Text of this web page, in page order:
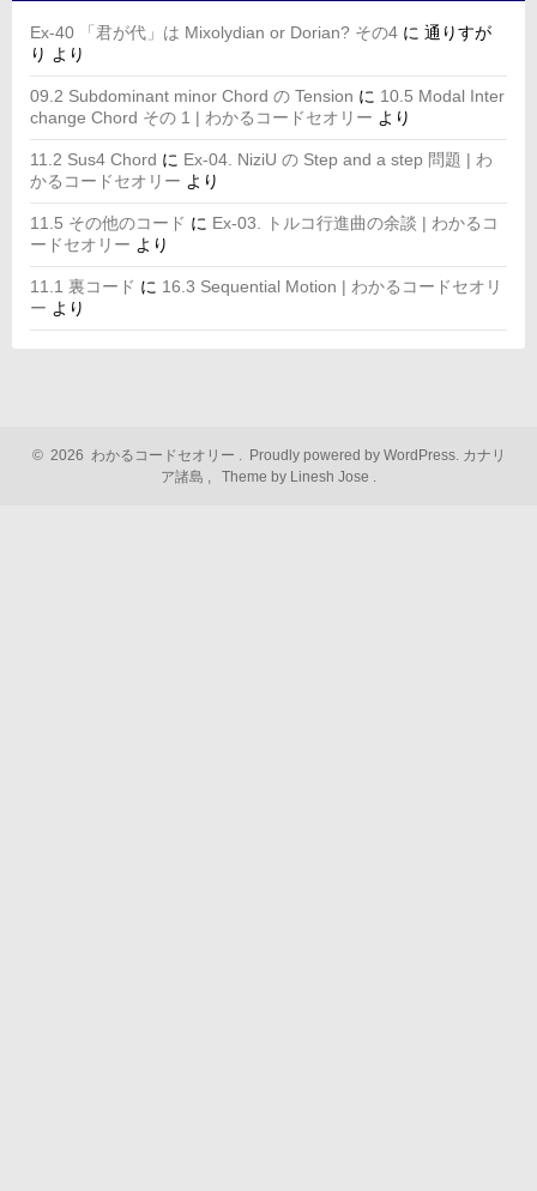
Ex-40 「君が代」は Mixolydian or Dorian? その4 に 通りすが
り より
09.2 Subdominant minor Chord の Tension に 10.5 Modal Inter
change Chord その 1 | わかるコードセオリー より
11.2 Sus4 Chord に Ex-04. NiziU の Step and a step 問題 | わ
かるコードセオリー より
11.5 その他のコード に Ex-03. トルコ行進曲の余談 | わかるコ
ードセオリー より
11.1 裏コード に 16.3 Sequential Motion | わかるコードセオリ
ー より
© 2026 わかるコードセオリー . Proudly powered by WordPress. カナリ
ア諸島 , Theme by Linesh Jose .